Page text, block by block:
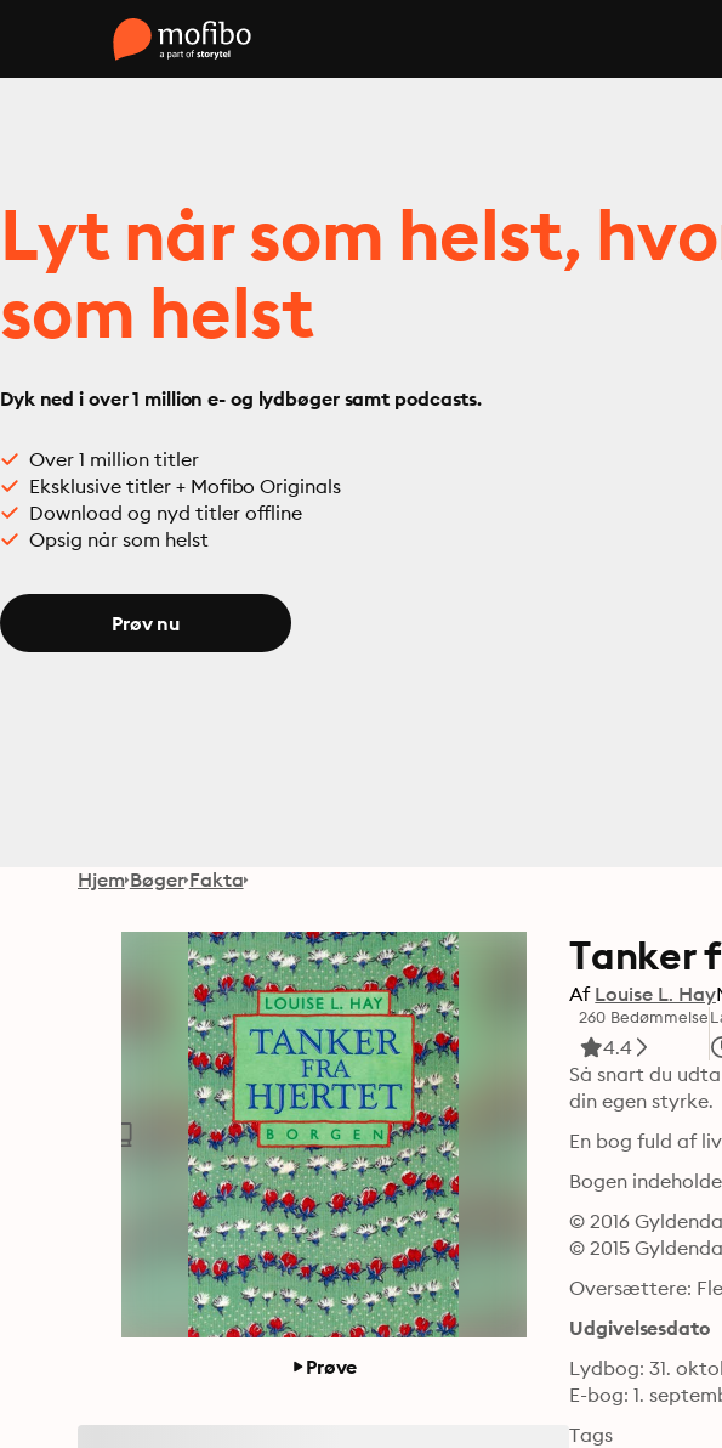
Lyt når som helst,
som helst
Dyk ned i over 1 million e- og lydbøger samt podcasts.
Over 1 million titler
Eksklusive titler + Mofibo Originals
Download og nyd titler offline
Opsig når som helst
Prøv nu
Hjem Bøger Fakta
Prøve
Tanker
Af Louise L. Hay
260 Bedømmelse
4.4
Så snart du
Bogen
© 2016
© 2015
Oversættere:
Udgivelsesdato
Lydbog: 31.
E-bog: 1.
Tags